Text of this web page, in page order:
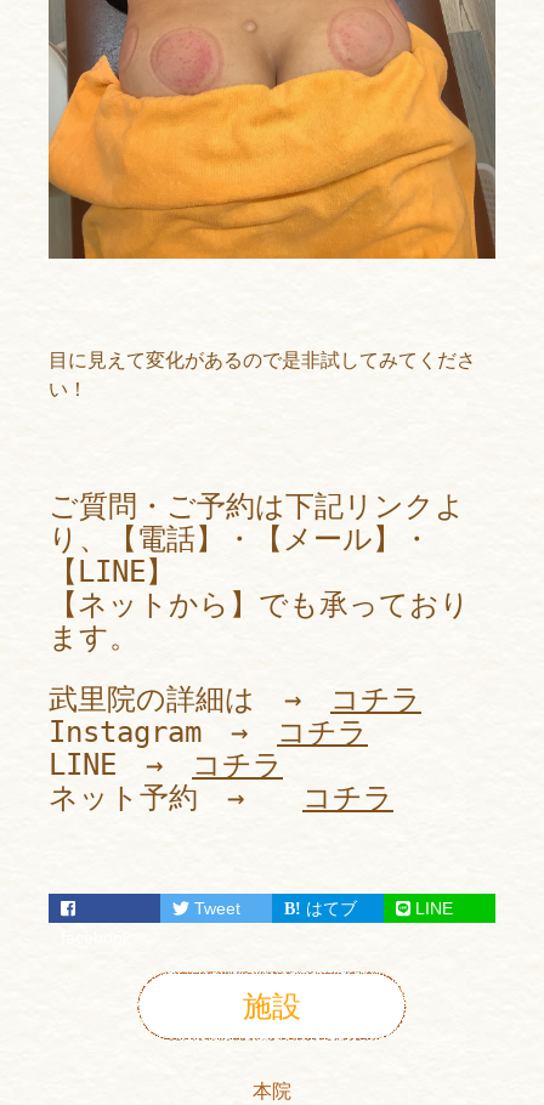
目に見えて変化があるので是非試してみてくださ
い！
ご質問・ご予約は下記リンクよ
り、【電話】・【メール】・
【LINE】
【ネットから】でも承っており
ます。
武里院の詳細は →
コチラ
Instagram →
コチラ
LINE →
コチラ
ネット予約 →
コチラ
Tweet はてブ LINE
施設
本院